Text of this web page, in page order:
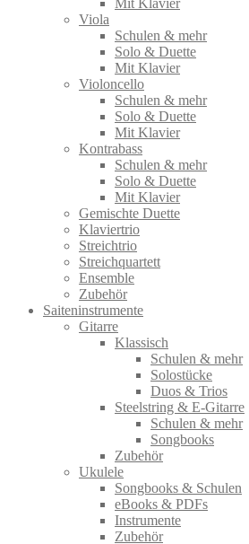
Mit Klavier
Viola
Schulen & mehr
Solo & Duette
Mit Klavier
Violoncello
Schulen & mehr
Solo & Duette
Mit Klavier
Kontrabass
Schulen & mehr
Solo & Duette
Mit Klavier
Gemischte Duette
Klaviertrio
Streichtrio
Streichquartett
Ensemble
Zubehör
Saiteninstrumente
Gitarre
Klassisch
Schulen & mehr
Solostücke
Duos & Trios
Steelstring & E-Gitarre
Schulen & mehr
Songbooks
Zubehör
Ukulele
Songbooks & Schulen
eBooks & PDFs
Instrumente
Zubehör